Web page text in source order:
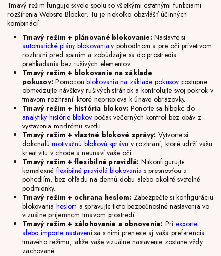
Tmavý režim funguje skvele spolu so všetkými ostatnými funkciami
rozšírenia Website Blocker. Tu je niekoľko obzvlášť účinných
kombinácií:
Tmavý režim + plánované blokovanie:Nastavte si
automatické plány blokovania v pohodlnom a pre oči prívetivom
rozhraní pred spaním a zobúdzajte sa do prostredia
prehliadania bez rušivých elementov.
Tmavý režim + blokovanie na základe
pokusov: Pomocoublokovania na základe pokusov postupne
obmedzujte návštevy rušivých stránok a kontrolujte svoj pokrok v
tmavom rozhraní, ktoré neprispieva k únave obrazovky.
Tmavý režim + história blokov: Ponorte sa hlboko do
analytiky histórie blokov počas večerných kontrol bez obáv z
vystavenia modrému svetlu.
Tmavý režim + vlastné blokové správy: Vytvorte si
dokonalúmotivačnú blokovú správu v rozhraní, ktoré udrží vašu
kreativitu v chode a neunaví vaše oči.
Tmavý režim + flexibilné pravidlá: Nakonfigurujte
komplexné flexibilné pravidlá blokovania s presnosťou a
pohodlím, bez ohľadu na dennú dobu alebo okolité svetelné
podmienky.
Tmavý režim + ochrana heslom: Zabezpečte si konfiguráciu
blokovania heslom a spravujte tieto bezpečnostné nastavenia vo
vizuálne príjemnom tmavom prostredí.
Tmavý režim + zálohovanie a obnovenie: Pri exporte
alebo importe nastavenísa s nimi prenesie aj vaša preferencia
tmavého režimu, takže vaše vizuálne nastavenie zostane vždy
zachované.